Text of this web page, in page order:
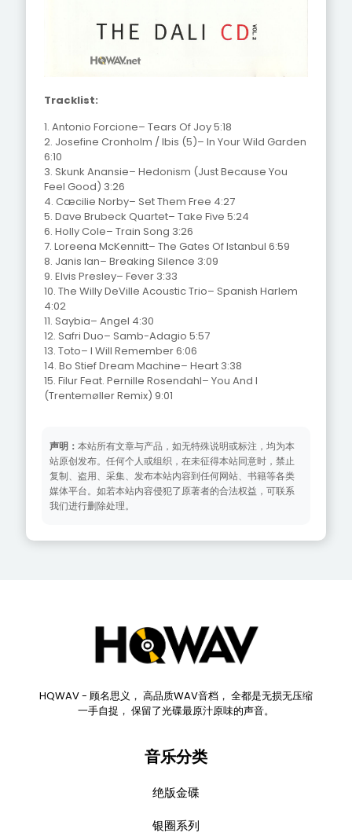
Tracklist:
1. Antonio Forcione– Tears Of Joy 5:18
2. Josefine Cronholm / Ibis (5)– In Your Wild Garden
6:10
3. Skunk Anansie– Hedonism (Just Because You
Feel Good) 3:26
4. Cæcilie Norby– Set Them Free 4:27
5. Dave Brubeck Quartet– Take Five 5:24
6. Holly Cole– Train Song 3:26
7. Loreena McKennitt– The Gates Of Istanbul 6:59
8. Janis Ian– Breaking Silence 3:09
9. Elvis Presley– Fever 3:33
10. The Willy DeVille Acoustic Trio– Spanish Harlem
4:02
11. Saybia– Angel 4:30
12. Safri Duo– Samb-Adagio 5:57
13. Toto– I Will Remember 6:06
14. Bo Stief Dream Machine– Heart 3:38
15. Filur Feat. Pernille Rosendahl– You And I
(Trentemøller Remix) 9:01
声明： 本站所有文章与产品，如无特殊说明或标注，均为本
站原创发布。任何个人或组织，在未征得本站同意时，禁止
复制、盗用、采集、发布本站内容到任何网站、书籍等各类
媒体平台。如若本站内容侵犯了原著者的合法权益，可联系
我们进行删除处理。
HQWAV - 顾名思义， 高品质WAV音档， 全都是无损无压缩
一手自捉， 保留了光碟最原汁原味的声音。
音乐分类
绝版金碟
银圈系列